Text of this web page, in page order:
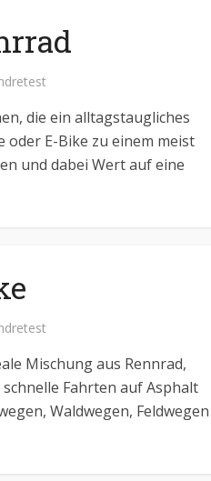
die ein alltagstaugliches
E-Bike zu einem meist
und dabei Wert auf eine
Mischung aus Rennrad,
Fahrten auf Asphalt
Waldwegen, Feldwegen